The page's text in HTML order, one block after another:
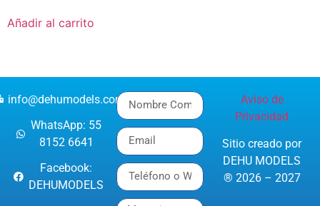
Añadir al carrito
info@dehumodels.com
WhatsApp: 55
8152 6641
Facebook:
DEHUMODELS
Aviso de
Privacidad
Sitio creado por
DEHU MODELS
® 2026 – 2027